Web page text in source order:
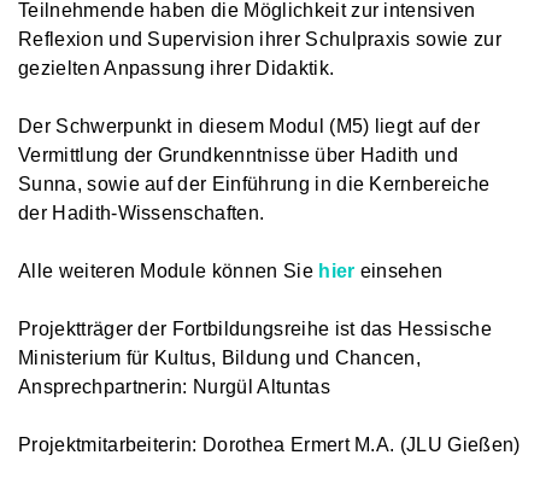
Teilnehmende haben die Möglichkeit zur intensiven
Reflexion und Supervision ihrer Schulpraxis sowie zur
gezielten Anpassung ihrer Didaktik.
Der Schwerpunkt in diesem Modul (M5) liegt auf der
Vermittlung der Grundkenntnisse über Hadith und
Sunna, sowie auf der Einführung in die Kernbereiche
der Hadith-Wissenschaften.
Alle weiteren Module können Sie hier einsehen
Projektträger der Fortbildungsreihe ist das Hessische
Ministerium für Kultus, Bildung und Chancen,
Ansprechpartnerin: Nurgül Altuntas
Projektmitarbeiterin: Dorothea Ermert M.A. (JLU Gießen)